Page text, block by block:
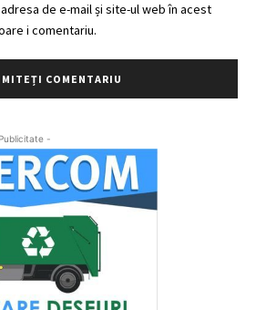
de e-mail și site-ul web în acest
i comentariu.
-